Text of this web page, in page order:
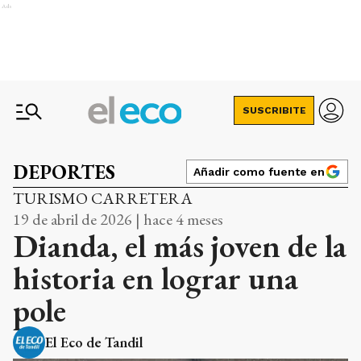
Ads
SUSCRIBITE
DEPORTES Añadir como fuente en
TURISMO CARRETERA
19 de abril de 2026 | hace 4 meses
Dianda, el más joven de la
historia en lograr una
pole
El Eco de Tandil